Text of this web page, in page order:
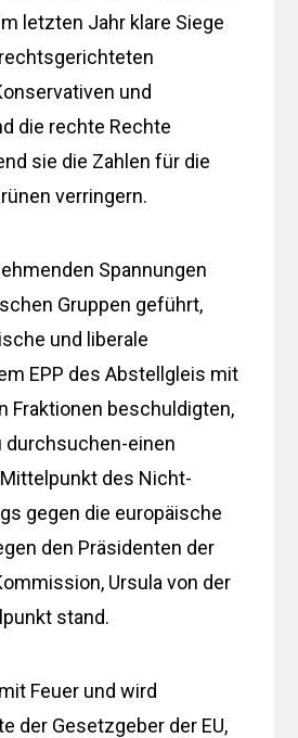
letzten Jahr klare Siege
und
die rechte Rechte
sie die Zahlen für die
verringern.
Spannungen
Gruppen geführt,
und liberale
EPP des Abstellgleis mit
Fraktionen beschuldigten,
durchsuchen-einen
des Nicht-
gegen die europäische
den Präsidenten der
Ursula von der
stand.
Feuer und wird
der Gesetzgeber der EU,